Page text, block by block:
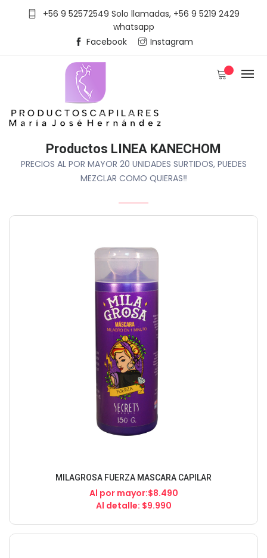
+56 9 52572549 Solo llamadas, +56 9 5219 2429
whatsapp
Facebook
Instagram
Productos LINEA KANECHOM
PRECIOS AL POR MAYOR 20 UNIDADES SURTIDOS, PUEDES
MEZCLAR COMO QUIERAS‼️
MILAGROSA FUERZA MASCARA CAPILAR
Al por mayor:$8.490
Al detalle: $9.990